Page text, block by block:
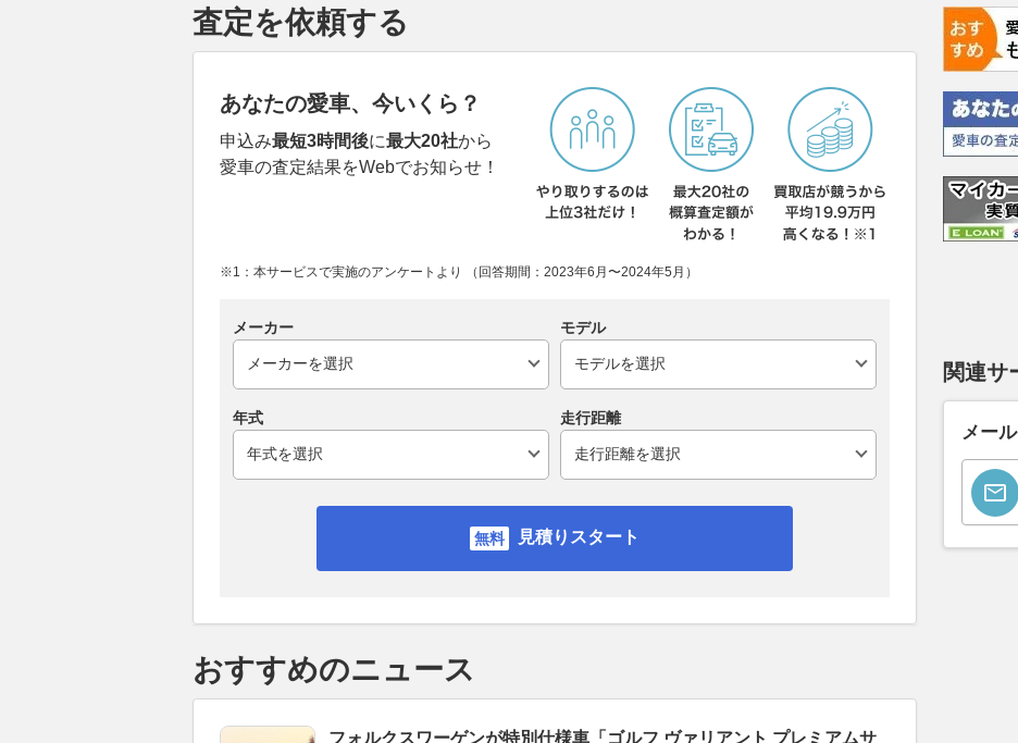
査定を依頼する
あなたの愛車、今いくら？
申込み最短3時間後に最大20社から
愛車の査定結果をWebでお知らせ！
※1：本サービスで実施のアンケートより （回答期間：2023年6月〜2024年5月）
メーカー モデル
年式 走行距離
見積りスタート
おすすめのニュース
フォルクスワーゲンが特別仕様車「ゴルフ ヴァリアント プレミアムサ
関連サ
メー